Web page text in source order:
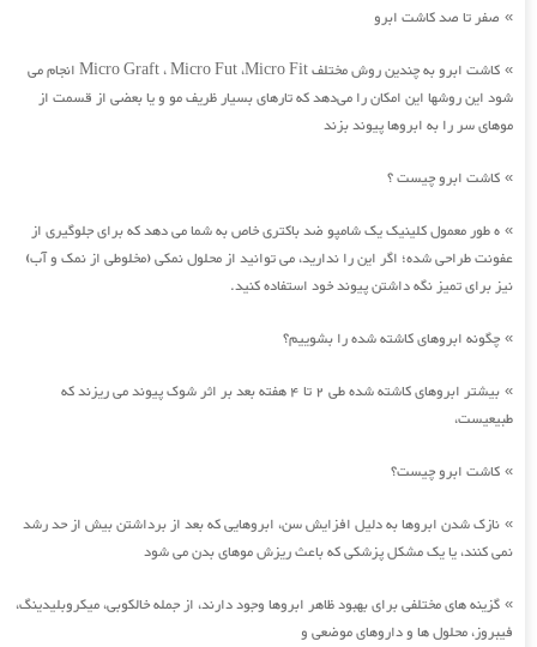
» صفر تا صد کاشت ابرو
»
کاشت ابرو به چندین روش مختلف Micro Graft ، Micro Fut ،Micro Fit انجام می
شود این روشها این امکان را می‌دهد که تارهای بسیار ظریف مو و یا بعضی از قسمت از
موهای سر را به ابروها پیوند بزند
» کاشت ابرو چیست ؟
» ه طور معمول کلینیک یک شامپو ضد باکتری خاص به شما می دهد که برای جلوگیری از
عفونت طراحی شده؛ اگر این را ندارید، می توانید از محلول نمکی (مخلوطی از نمک و آب)
نیز برای تمیز نگه داشتن پیوند خود استفاده کنید.
» چگونه ابروهای کاشته شده را بشوییم؟
»
بیشتر ابروهای کاشته شده طی 2 تا 4 هفته بعد بر اثر شوک پیوند می ریزند که
طبیعیست،
» کاشت ابرو چیست؟
» نازک شدن ابروها به دلیل افزایش سن، ابروهایی که بعد از برداشتن بیش از حد رشد
نمی کنند، یا یک مشکل پزشکی که باعث ریزش موهای بدن می شود
» گزینه های مختلفی برای بهبود ظاهر ابروها وجود دارند، از جمله خالکوبی، میکروبلیدینگ،
فیبروز، محلول ها و داروهای موضعی و